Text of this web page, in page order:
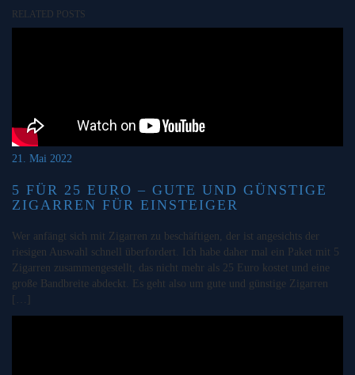
RELATED POSTS
21. Mai 2022
5 FÜR 25 EURO – GUTE UND GÜNSTIGE
ZIGARREN FÜR EINSTEIGER
Wer anfängt sich mit Zigarren zu beschäftigen, der ist angesichts der
riesigen Auswahl schnell überfordert. Ich habe daher mal ein Paket mit 5
Zigarren zusammengestellt, das nicht mehr als 25 Euro kostet und eine
große Bandbreite abdeckt. Es geht also um gute und günstige Zigarren